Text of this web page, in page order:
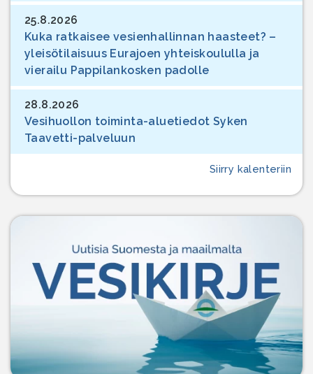
25.8.2026
Kuka ratkaisee vesienhallinnan haasteet? –
yleisötilaisuus Eurajoen yhteiskoululla ja
vierailu Pappilankosken padolle
28.8.2026
Vesihuollon toiminta-aluetiedot Syken
Taavetti-palveluun
Siirry kalenteriin